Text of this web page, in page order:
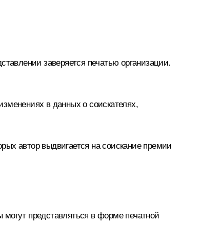
заверяется печатью организации.
в данных о соискателях,
автор выдвигается на соискание премии
представляться в форме печатной